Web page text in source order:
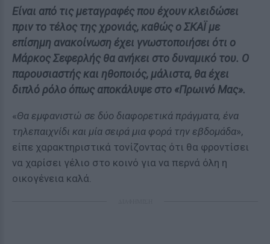
Είναι από τις μεταγραφές που έχουν κλειδώσει
πριν το τέλος της χρονιάς, καθώς ο ΣΚΑΪ με
επίσημη ανακοίνωση έχει γνωστοποιήσει ότι ο
Μάρκος Σεφερλής θα ανήκει στο δυναμικό του. Ο
παρουσιαστής και ηθοποιός, μάλιστα, θα έχει
διπλό ρόλο όπως αποκάλυψε στο «Πρωινό Μας».
«Θα εμφανιστώ σε δύο διαφορετικά πράγματα, ένα
τηλεπαιχνίδι και μία σειρά μια φορά την εβδομάδα»,
είπε χαρακτηριστικά τονίζοντας ότι θα φροντίσει
να χαρίσει γέλιο στο κοινό για να περνά όλη η
οικογένεια καλά.